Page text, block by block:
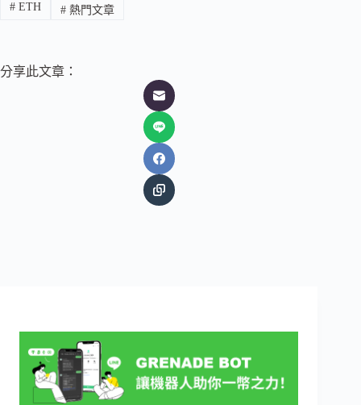
#ETH #熱門文章
分享此文章：